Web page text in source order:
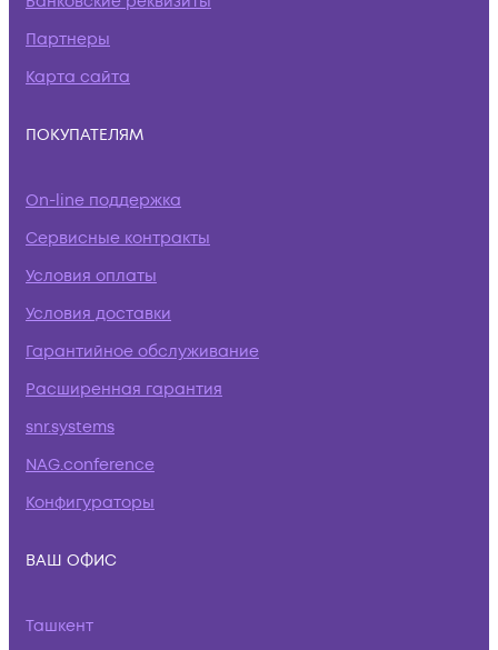
Партнеры
Карта сайта
ПОКУПАТЕЛЯМ
On-line поддержка
Сервисные контракты
Условия оплаты
Условия доставки
Гарантийное обслуживание
Расширенная гарантия
snr.systems
NAG.conference
Конфигураторы
ВАШ ОФИС
Ташкент